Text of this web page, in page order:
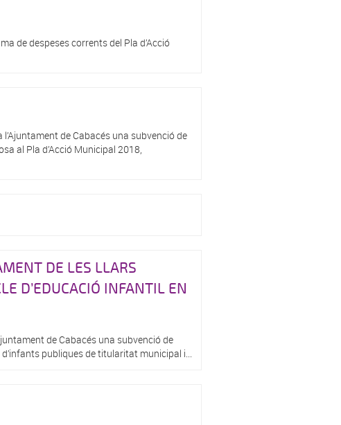
de despeses corrents del Pla d’Acció
de Cabacés una subvenció de
al Pla d’Acció Municipal 2018,
DE LES LLARS
D’EDUCACIÓ INFANTIL EN
de Cabacés una subvenció de
publiques de titularitat municipal i...